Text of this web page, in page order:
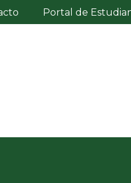
Portal de